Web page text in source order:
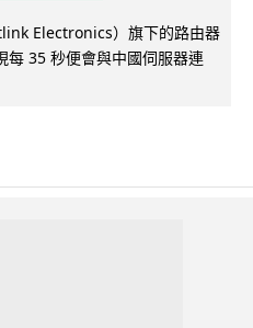
Electronics）旗下的路由器
每 35 秒便會與中國伺服器連